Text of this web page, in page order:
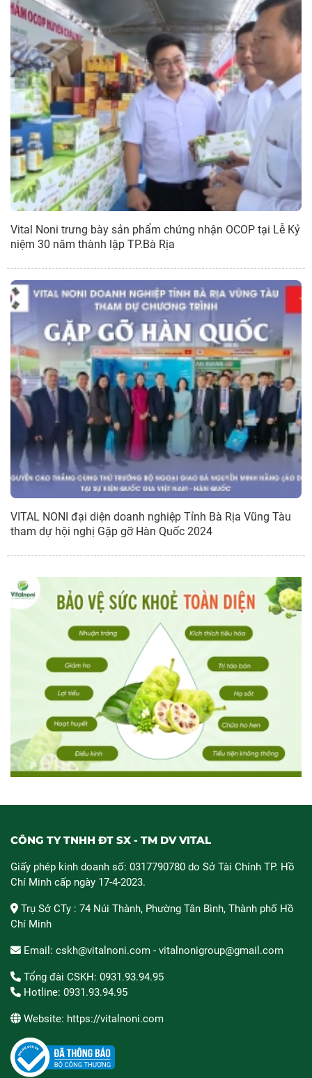
Vital Noni trưng bày sản phẩm chứng nhận OCOP tại Lễ Kỷ
niệm 30 năm thành lập TP.Bà Rịa
VITAL NONI đại diện doanh nghiệp Tỉnh Bà Rịa Vũng Tàu
tham dự hội nghị Gặp gỡ Hàn Quốc 2024
CÔNG TY TNHH ĐT SX - TM DV VITAL
Giấy phép kinh doanh số: 0317790780 do Sở Tài Chính TP. Hồ
Chí Minh cấp ngày 17-4-2023.
Trụ Sở CTy : 74 Núi Thành, Phường Tân Bình, Thành phố Hồ
Chí Minh
Email: cskh@vitalnoni.com - vitalnonigroup@gmail.com
Tổng đài CSKH: 0931.93.94.95
Hotline: 0931.93.94.95
Website: https://vitalnoni.com